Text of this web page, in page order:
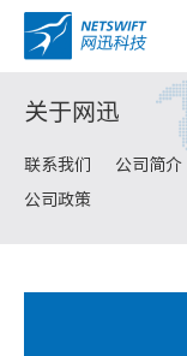
关于网迅
联系我们 公司简介
公司政策